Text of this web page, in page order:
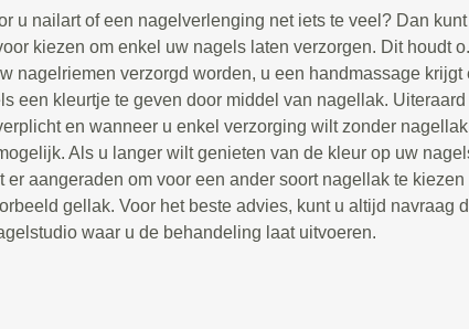
u nailart of een nagelverlenging net iets te veel? Dan
kiezen om enkel uw nagels laten verzorgen. Dit houdt
nagelriemen verzorgd worden, u een handmassage krijgt
een kleurtje te geven door middel van nagellak.
en wanneer u enkel verzorging wilt zonder
Als u langer wilt genieten van de kleur op uw
er aangeraden om voor een ander soort nagellak te kiezen
gellak. Voor het beste advies, kunt u altijd navraag
waar u de behandeling laat uitvoeren.